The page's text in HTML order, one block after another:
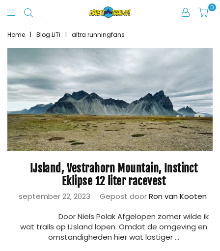
It
Trail
It
0
Home | Blog LiTi | altra runningfans
IJsland, Vestrahorn Mountain, Instinct
Eklipse 12 liter racevest
september 22, 2023 Gepost doorRon van Kooten
Door Niels Polak Afgelopen zomer wilde ik
wat trails op IJsland lopen. Omdat de omgeving en
omstandigheden hier wat lastiger ...